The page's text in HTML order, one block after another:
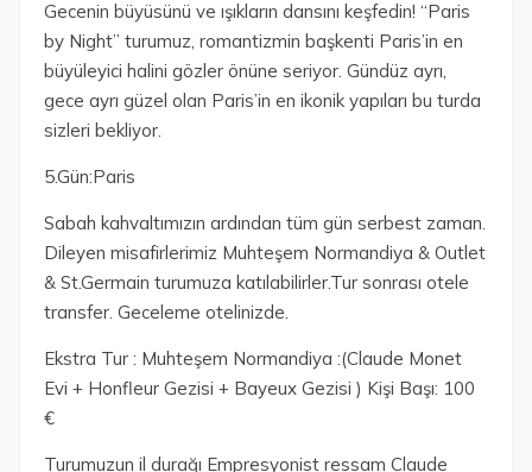
Gecenin büyüsünü ve ışıkların dansını keşfedin! “Paris
by Night” turumuz, romantizmin başkenti Paris’in en
büyüleyici halini gözler önüne seriyor. Gündüz ayrı,
gece ayrı güzel olan Paris’in en ikonik yapıları bu turda
sizleri bekliyor.
5.Gün:Paris
Sabah kahvaltımızın ardından tüm gün serbest zaman.
Dileyen misafirlerimiz Muhteşem Normandiya & Outlet
& St.Germain turumuza katılabilirler.Tur sonrası otele
transfer. Geceleme otelinizde.
Ekstra Tur : Muhteşem Normandiya :(Claude Monet
Evi + Honfleur Gezisi + Bayeux Gezisi ) Kişi Başı: 100
€
Turumuzun il durağı Empresyonist ressam Claude